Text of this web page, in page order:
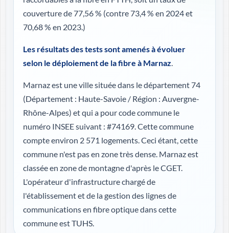
couverture de 77,56 % (contre 73,4 % en 2024 et
70,68 % en 2023.)
Les résultats des tests sont amenés à évoluer
selon le déploiement de la fibre à Marnaz.
Marnaz est une ville située dans le département 74
(Département : Haute-Savoie / Région : Auvergne-
Rhône-Alpes) et qui a pour code commune le
numéro INSEE suivant : #74169. Cette commune
compte environ 2 571 logements. Ceci étant, cette
commune n'est pas en zone très dense. Marnaz est
classée en zone de montagne d'après le CGET.
L'opérateur d'infrastructure chargé de
l'établissement et de la gestion des lignes de
communications en fibre optique dans cette
commune est TUHS.